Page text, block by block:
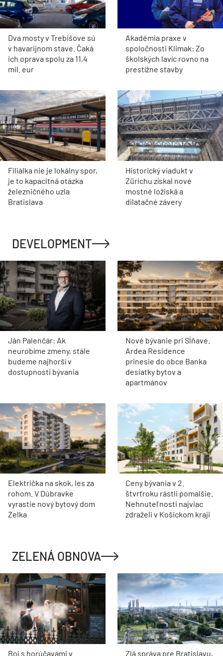
Dva mosty v Trebišove sú
v havarijnom stave. Čaká
ich oprava spolu za 11,4
mil. eur
Akadémia praxe v
spoločnosti Klimak: Zo
školských lavíc rovno na
prestížne stavby
Filiálka nie je lokálny spor,
je to kapacitná otázka
železničného uzla
Bratislava
Historický viadukt v
Zürichu získal nové
mostné ložiská a
dilatačné závery
DEVELOPMENT
Ján Palenčár: Ak
neurobíme zmeny, stále
budeme najhorší v
dostupnosti bývania
Nové bývanie pri Sĺňave.
Ardea Residence
prinesie do obce Banka
desiatky bytov a
apartmánov
Električka na skok, les za
rohom. V Dúbravke
vyrastie nový bytový dom
Zelka
Ceny bývania v 2.
štvrťroku rástli pomalšie.
Nehnuteľnosti najviac
zdraželi v Košickom kraji
ZELENÁ OBNOVA
Boj s horúčavami v Zlá správa pre Bratislavu,